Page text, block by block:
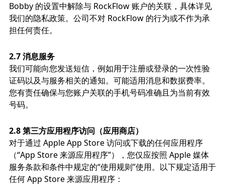
Bobby 的设置中解除与 RockFlow 账户的关联，具体详见
我们的隐私政策。公司不对 RockFlow 的行为或不作为承
担任何责任。
2.7 消息服务
我们可能向您发送短信，例如用于注册或登录的一次性验
证码以及与服务相关的通知。可能适用消息和数据费率。
您有责任确保与您账户关联的手机号码准确且为当前有效
号码。
2.8 第三方应用程序访问（应用商店）
对于通过 Apple App Store 访问或下载的任何应用程序
（“App Store 来源应用程序”），您仅应按照 Apple 媒体
服务条款和条件中规定的“使用规则”使用。以下规定适用于
任何 App Store 来源应用程序：